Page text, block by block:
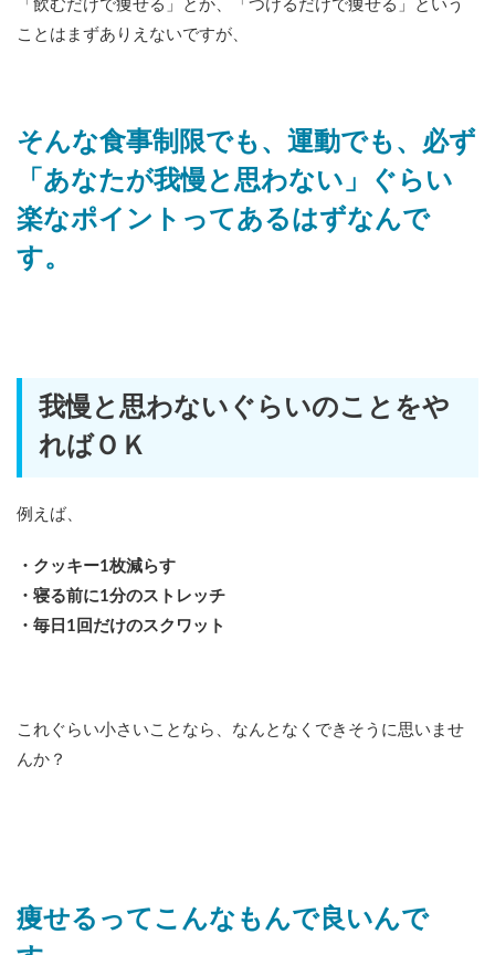
「飲むだけで痩せる」とか、「つけるだけで痩せる」という
ことはまずありえないですが、
そんな食事制限でも、運動でも、必ず
「あなたが我慢と思わない」ぐらい
楽なポイントってあるはずなんで
す。
我慢と思わないぐらいのことをや
ればＯＫ
例えば、
・クッキー1枚減らす
・寝る前に1分のストレッチ
・毎日1回だけのスクワット
これぐらい小さいことなら、なんとなくできそうに思いませ
んか？
痩せるってこんなもんで良いんで